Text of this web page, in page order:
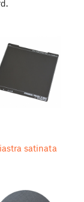
satinata